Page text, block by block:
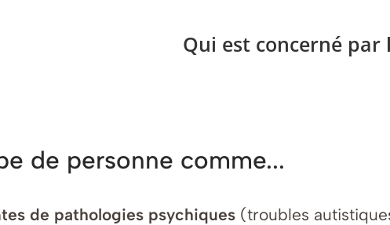
Qui est concerné
de personne comme...
de pathologies psychiques (troubles